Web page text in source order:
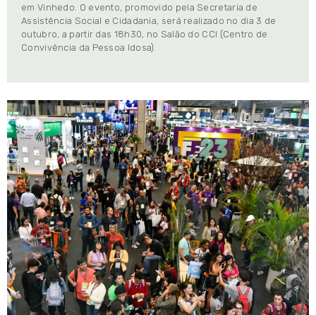
em Vinhedo. O evento, promovido pela Secretaria de
Assistência Social e Cidadania, será realizado no dia 3 de
outubro, a partir das 18h30, no Salão do CCI (Centro de
Convivência da Pessoa Idosa).